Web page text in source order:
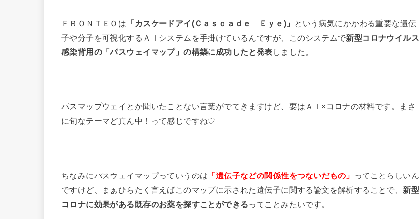
ＦＲＯＮＴＥＯは 「カスケードアイ(Ｃａｓｃａｄｅ Ｅｙｅ)」
という病気にかかわる重要な遺伝
子や分子を可視化するＡＩシステムを手掛けているんですが、このシステムで新型コロナウイルス
感染背用の「パスウェイマップ」の構築に成功したと発表 しました。
パスマップウェイとか聞いたことない言葉がでてきますけど、要はＡＩ×コロナの材料です。まさ
に旬なテーマど真ん中！って感じですね♡
ちなみにパスウェイマップっていうのは 「遺伝子などの関係性をつないだもの」
ってことらしいん
ですけど、まぁひらたく言えばこのマップに示された遺伝子に関する論文を解析することで、 新型
コロナに効果がある既存のお薬を探すことができるってことみたいです。